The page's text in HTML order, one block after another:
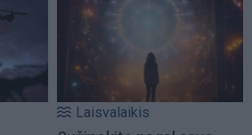
Laisvalaikis